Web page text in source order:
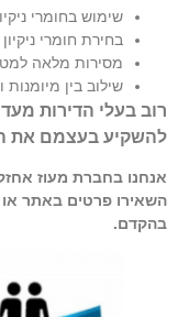
שימוש בחומרי ניקיון
בחירת חומרי ניקיון
מסירות מלאה למטרות
שילוב בין מיומנות
רוב בעלי הדירות
להשקיע בעצמם את
אנחנו בחברת מעוז אחזקה
השאירו פרטים באתר או
בהקדם.